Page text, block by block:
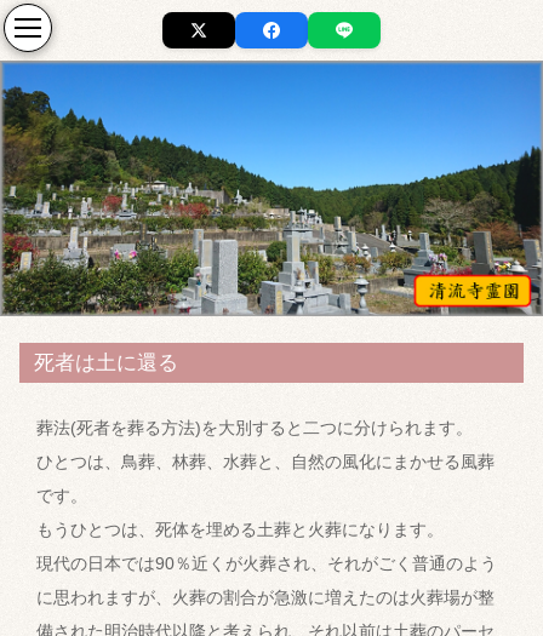
死者は土に還る
葬法(死者を葬る方法)を大別すると二つに分けられます。
ひとつは、鳥葬、林葬、水葬と、自然の風化にまかせる風葬
です。
もうひとつは、死体を埋める土葬と火葬になります。
現代の日本では90％近くが火葬され、それがごく普通のよう
に思われますが、火葬の割合が急激に増えたのは火葬場が整
備された明治時代以降と考えられ、それ以前は土葬のパーセ